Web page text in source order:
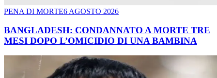
PENA DI MORTE6 AGOSTO 2026
BANGLADESH: CONDANNATO A MORTE TRE
MESI DOPO L’OMICIDIO DI UNA BAMBINA